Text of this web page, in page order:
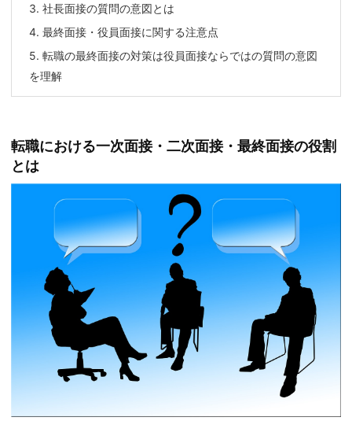
3. 社長面接の質問の意図とは
4. 最終面接・役員面接に関する注意点
5. 転職の最終面接の対策は役員面接ならではの質問の意図
を理解
転職における一次面接・二次面接・最終面接の役割
とは